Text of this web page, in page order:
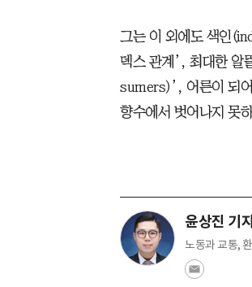
그는 이 외에도 색인
덱스 관계’, 최대한 알
sumers)’, 어른이 되어
향수에서 벗어나지 못
윤상진 기
노동과 교통,